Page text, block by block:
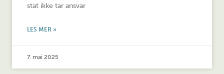
stat ikke tar ansvar
LES MER »
7. mai 2025